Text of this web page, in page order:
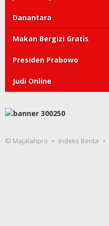
Danantara
Makan Bergizi Gratis
Presiden Prabowo
Judi Online
© Majalahpro Indeks Berita